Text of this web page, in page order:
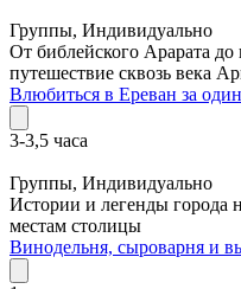
Группы, Индивидуально
От библейского Арарата
путешествие сквозь века
Влюбиться в Ереван за
3-3,5 часа
Группы, Индивидуально
Истории и легенды города
местам столицы
Винодельня, сыроварня и